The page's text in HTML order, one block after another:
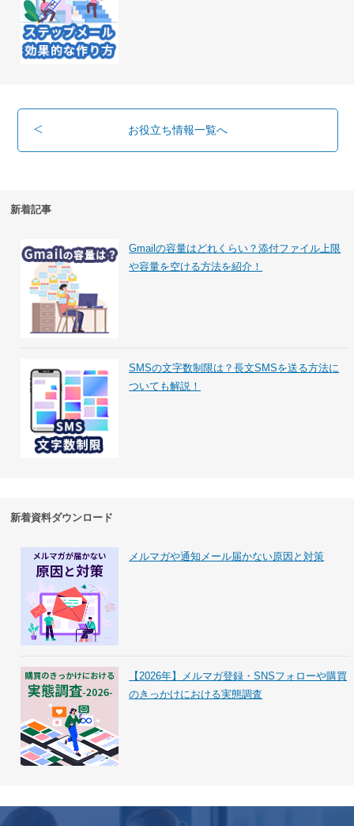
お役立ち情報一覧へ
新着記事
Gmailの容量はどれくらい？添付ファイル上限
や容量を空ける方法を紹介！
SMSの文字数制限は？長文SMSを送る方法に
ついても解説！
新着資料ダウンロード
メルマガや通知メール届かない原因と対策
【2026年】メルマガ登録・SNSフォローや購買
のきっかけにおける実態調査